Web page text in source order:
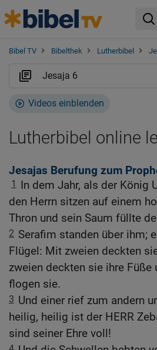
Bibel TV Bibelthek Lutherbibel
Videos einblenden
Lutherbibel online
Jesajas Berufung zum
1
In dem Jahr, als der König
den Herrn sitzen auf einem
Thron und sein Saum füllte
2 Serafim standen über ihm;
Flügel: Mit zweien deckten
zweien deckten sie ihre Füße
flogen sie.
3 Und einer rief zum andern
heilig, heilig ist der HERR
sind seiner Ehre voll!